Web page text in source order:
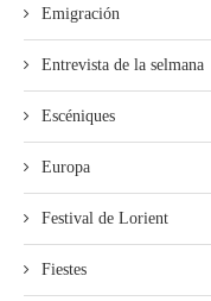
Emigración
Entrevista de la selmana
Escéniques
Europa
Festival de Lorient
Fiestes